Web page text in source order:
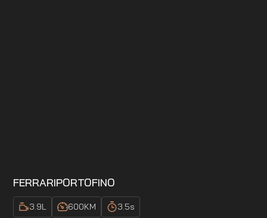
FERRARIPORTOFINO
3.9L 600KM 3.5s